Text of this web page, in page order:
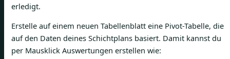
erledigt.
Erstelle auf einem neuen Tabellenblatt eine Pivot-Tabelle, die
auf den Daten deines Schichtplans basiert. Damit kannst du
per Mausklick Auswertungen erstellen wie: